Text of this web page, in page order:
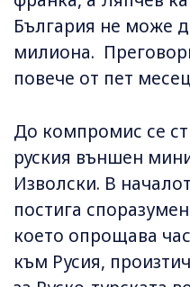
България не може
милиона.
повече от пет
До компромис се
руския външен
Изволски. В
постига
което опрощава
към Русия,